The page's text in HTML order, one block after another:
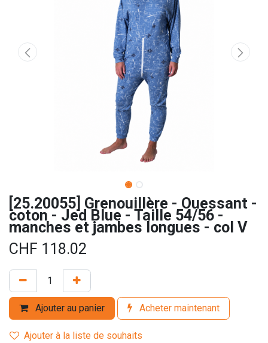
[25.20055] Grenouillère - Ouessant -
coton - Jed Blue - Taille 54/56 -
manches et jambes longues - col V
CHF 118.02
Ajouter au panier Acheter maintenant
Ajouter à la liste de souhaits